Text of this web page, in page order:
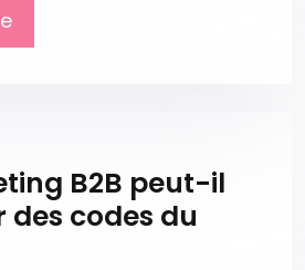
B2B peut-il
des codes du